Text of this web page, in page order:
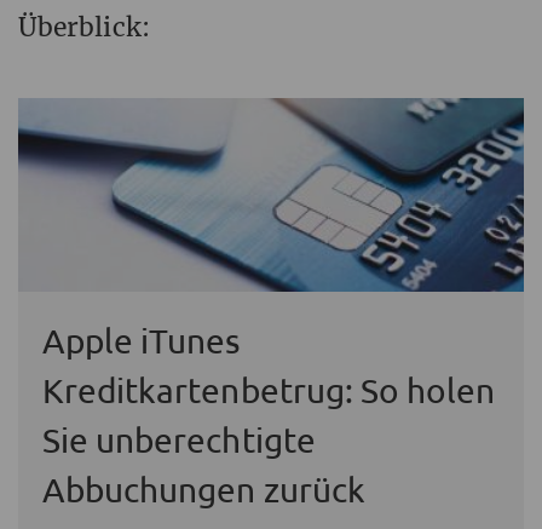
Überblick:
Apple iTunes
Kreditkartenbetrug: So holen
Sie unberechtigte
Abbuchungen zurück